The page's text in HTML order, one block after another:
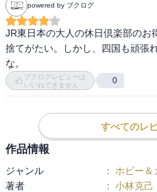
powered by ブクログ
JR東日本の大人の休日倶楽部のお
捨てがたい。しかし、四国も頑張
な。
ブクログレビューは
いいねできません
0
すべてのレ
作品情報
ジャンル : ホビー＆
著者
: 小林克己